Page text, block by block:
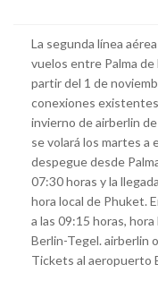
La segunda línea
vuelos entre Palma de
partir del 1 de
conexiones
invierno de airberlin
se volará los martes a
despegue desde
07:30 horas y la
hora local de Phuket.
a las 09:15 horas,
Berlin-Tegel. airberlin
Tickets al aeropuerto